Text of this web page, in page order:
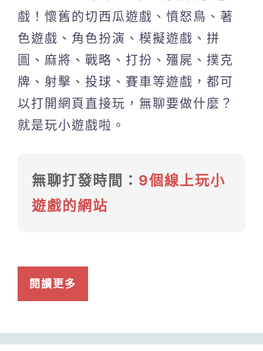
戲！懷舊的切西瓜遊戲、憤怒鳥、著
色遊戲、角色扮演、模擬遊戲、拼
圖、麻將、戰略、打扮、殭屍、撲克
牌、射擊、投球、賽車等遊戲，都可
以打開網頁直接玩，無聊要做什麼？
就是玩小遊戲啦。
無聊打發時間： 9個線上玩小
遊戲的網站
閱讀更多